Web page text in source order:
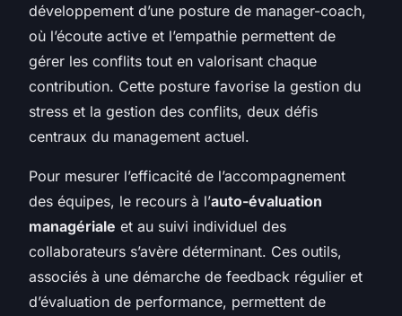
développement d’une posture de manager-coach,
où l’écoute active et l’empathie permettent de
gérer les conflits tout en valorisant chaque
contribution. Cette posture favorise la gestion du
stress et la gestion des conflits, deux défis
centraux du management actuel.
Pour mesurer l’efficacité de l’accompagnement
des équipes, le recours à l’auto-évaluation
managériale et au suivi individuel des
collaborateurs s’avère déterminant. Ces outils,
associés à une démarche de feedback régulier et
d’évaluation de performance, permettent de